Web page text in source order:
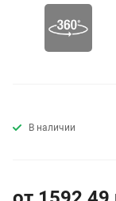
В наличии